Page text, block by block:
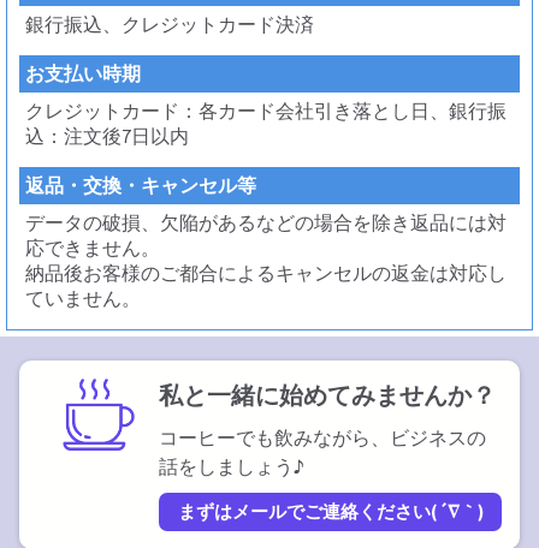
銀行振込、クレジットカード決済
お支払い時期
クレジットカード：各カード会社引き落とし日、銀行振
込：注文後7日以内
返品・交換・キャンセル等
データの破損、欠陥があるなどの場合を除き返品には対
応できません。
納品後お客様のご都合によるキャンセルの返金は対応し
ていません。
私と一緒に始めてみませんか？
コーヒーでも飲みながら、ビジネスの
話をしましょう♪
まずはメールでご連絡ください(´∇｀)